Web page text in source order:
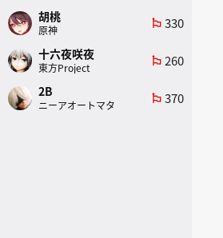
胡桃
原神
emoji_flags 330
十六夜咲夜
東方Project
emoji_flags 260
2B
ニーアオートマタ
emoji_flags 370